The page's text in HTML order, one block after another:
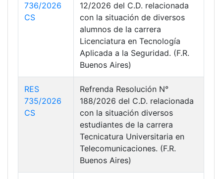
736/2026
CS
12/2026 del C.D. relacionada
con la situación de diversos
alumnos de la carrera
Licenciatura en Tecnología
Aplicada a la Seguridad. (F.R.
Buenos Aires)
RES
735/2026
CS
Refrenda Resolución N°
188/2026 del C.D. relacionada
con la situación diversos
estudiantes de la carrera
Tecnicatura Universitaria en
Telecomunicaciones. (F.R.
Buenos Aires)